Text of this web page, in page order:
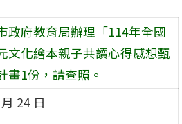
政府教育局辦理「114年全國
文化繪本親子共讀心得感想甄
畫1份，請查照。
24 日